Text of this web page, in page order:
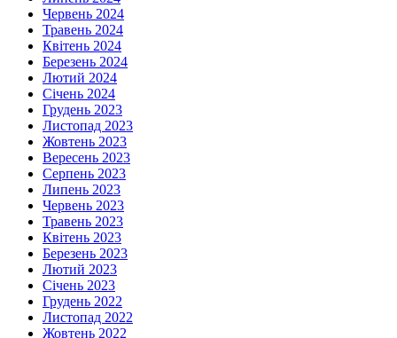
Червень 2024
Травень 2024
Квітень 2024
Березень 2024
Лютий 2024
Січень 2024
Грудень 2023
Листопад 2023
Жовтень 2023
Вересень 2023
Серпень 2023
Липень 2023
Червень 2023
Травень 2023
Квітень 2023
Березень 2023
Лютий 2023
Січень 2023
Грудень 2022
Листопад 2022
Жовтень 2022